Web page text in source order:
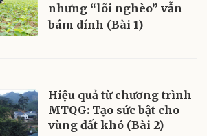
nhưng “lõi nghèo” vẫn
bám dính (Bài 1)
Hiệu quả từ chương trình
MTQG: Tạo sức bật cho
vùng đất khó (Bài 2)